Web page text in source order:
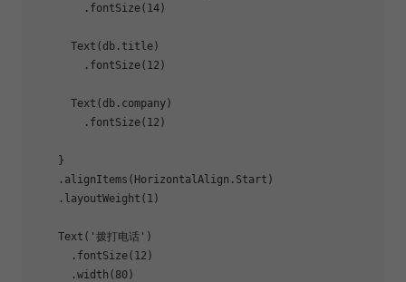
        .fontSize(14)
      Text(db.title)
        .fontSize(12)
      Text(db.company)
        .fontSize(12)
    }
    .alignItems(HorizontalAlign.Start)
    .layoutWeight(1)
    Text('拨打电话')
      .fontSize(12)
      .width(80)